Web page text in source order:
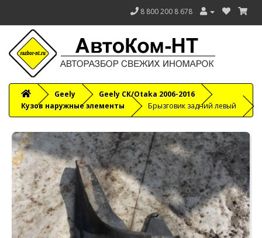
8 800 200 8 678
Geely
Geely CK/Otaka 2006-2016
Кузов наружные элементы
Брызговик задний левый